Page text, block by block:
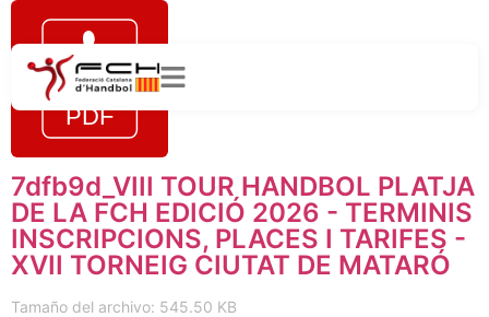
7dfb9d_VIII TOUR HANDBOL PLATJA
DE LA FCH EDICIÓ 2026 - TERMINIS
INSCRIPCIONS, PLACES I TARIFES -
XVII TORNEIG CIUTAT DE MATARÓ
Tamaño del archivo: 545.50 KB